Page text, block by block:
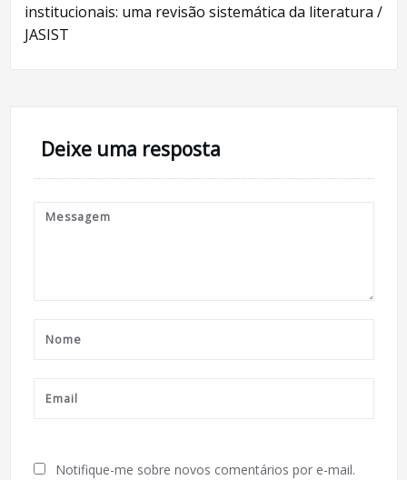
institucionais: uma revisão sistemática da literatura /
JASIST
Deixe uma resposta
Notifique-me sobre novos comentários por e-mail.